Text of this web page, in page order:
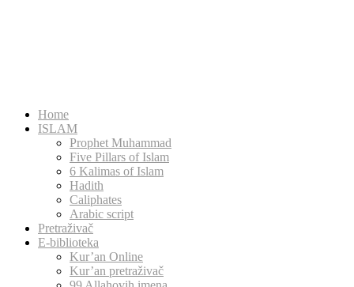
Home
ISLAM
Prophet Muhammad
Five Pillars of Islam
6 Kalimas of Islam
Hadith
Caliphates
Arabic script
Pretraživač
E-biblioteka
Kur’an Online
Kur’an pretraživač